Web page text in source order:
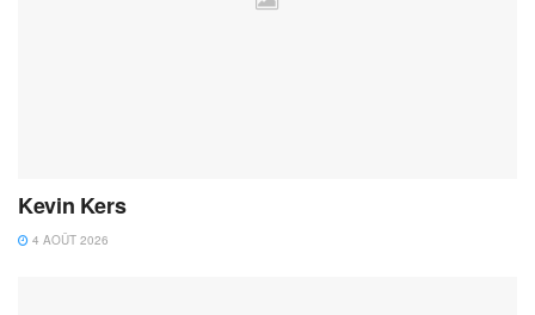
Kevin Kers
4 AOÛT 2026